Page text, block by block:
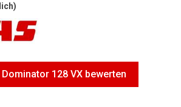
Rasentraktoren
Hoflader128 VX bewerten